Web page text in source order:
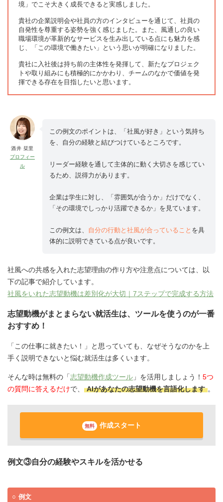
境」でこそ大きく成長できると実感しました。
貴社の企業説明会や社員の方のインタビューを通じて、社員の
自発性を尊重する姿勢を強く感じました。また、風通しの良い
職場環境が革新的なサービスを生み出している点にも魅力を感
じ、「この環境で働きたい」という思いが明確になりました。
貴社に入社後は持ち前の主体性を発揮して、新たなプロジェク
トや取り組みにも積極的にかかわり、チームのなかで価値を発
揮できる存在を目指したいと思います。
酒井 栞里
プロフィー
ル
この例文のポイントは、「社風が好き」という気持ち
を、自分の経験と結びつけているところです。
リーダー経験を通して主体的に動く大切さを感じてい
るため、説得力があります。
企業は学生に対し、「雰囲気が合うか」だけでなく、
「その環境でしっかり活躍できるか」を見ています。
この例文は、 自分の行動と社風が合っていること を具
体的に説明できている点が良いです。
社風への共感を入れた志望理由の作り方や注意点については、以
下の記事で紹介しています。
社風をいれた志望動機は差別化が大切｜7ステップで完成する方法
志望動機がまとまらない就活生は、ツールを使うのが一番
おすすめ！
「この仕事に就きたい！」と思っていても、なぜそうなのかを上
手く説明できないと悩む就活生は多くいます。
そんな時は無料の「志望動機作成ツール 」を活用しましょう！ 5つ
の質問に答えるだけで、 AIがあなたの志望動機を言語化します 。
無料 作成スタート
例文③自分の経験やスキルを活かせる
例文